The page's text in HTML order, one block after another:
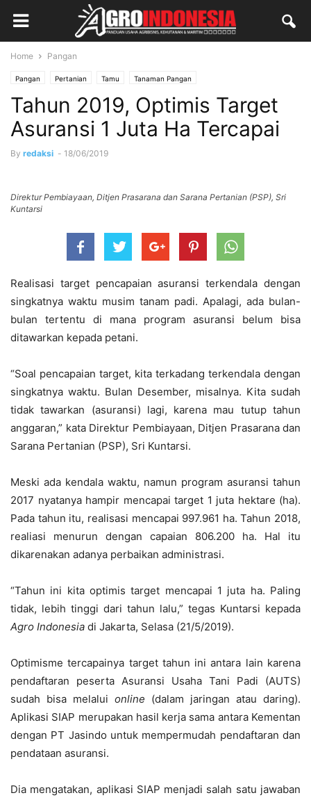
Home Pangan
Pangan Pertanian Tamu Tanaman Pangan
Tahun 2019, Optimis Target
Asuransi 1 Juta Ha Tercapai
By redaksi - 18/06/2019
Direktur Pembiayaan, Ditjen Prasarana dan Sarana Pertanian (PSP), Sri
Kuntarsi
Realisasi target pencapaian asuransi terkendala dengan
singkatnya waktu musim tanam padi. Apalagi, ada bulan-
bulan tertentu di mana program asuransi belum bisa
ditawarkan kepada petani.
“Soal pencapaian target, kita terkadang terkendala dengan
singkatnya waktu. Bulan Desember, misalnya. Kita sudah
tidak tawarkan (asuransi) lagi, karena mau tutup tahun
anggaran,” kata Direktur Pembiayaan, Ditjen Prasarana dan
Sarana Pertanian (PSP), Sri Kuntarsi.
Meski ada kendala waktu, namun program asuransi tahun
2017 nyatanya hampir mencapai target 1 juta hektare (ha).
Pada tahun itu, realisasi mencapai 997.961 ha. Tahun 2018,
realiasi menurun dengan capaian 806.200 ha. Hal itu
dikarenakan adanya perbaikan administrasi.
“Tahun ini kita optimis target mencapai 1 juta ha. Paling
tidak, lebih tinggi dari tahun lalu,” tegas Kuntarsi kepada
Agro Indonesia di Jakarta, Selasa (21/5/2019).
Optimisme tercapainya target tahun ini antara lain karena
pendaftaran peserta Asuransi Usaha Tani Padi (AUTS)
sudah bisa melalui online (dalam jaringan atau daring).
Aplikasi SIAP merupakan hasil kerja sama antara Kementan
dengan PT Jasindo untuk mempermudah pendaftaran dan
pendataan asuransi.
Dia mengatakan, aplikasi SIAP menjadi salah satu jawaban